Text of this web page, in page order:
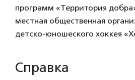
программ «Территория
местная общественная
детско-юношеского хоккея
Справка